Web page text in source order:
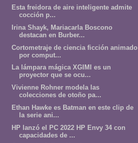
Esta freidora de aire inteligente admite
cocción p...
Irina Shayk, Mariacarla Boscono
destacan en Burber...
Cortometraje de ciencia ficción animado
por comput...
La lámpara mágica XGIMI es un
proyector que se ocu...
Vivienne Rohner modela las
colecciones de otoño pa...
Ethan Hawke es Batman en este clip de
la serie ani...
HP lanzó el PC 2022 HP Envy 34 con
capacidades de ...